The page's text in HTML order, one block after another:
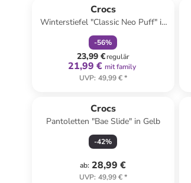
Crocs
Winterstiefel "Classic Neo Puff" in
Dunkelblau
-56%
23,99 €regulär
21,99 € mit family
UVP: 49,99 €*
Crocs
Pantoletten "Bae Slide" in Gelb
-42%
ab: 28,99 €
UVP: 49,99 €*